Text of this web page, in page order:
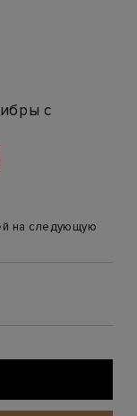
с
на следующую